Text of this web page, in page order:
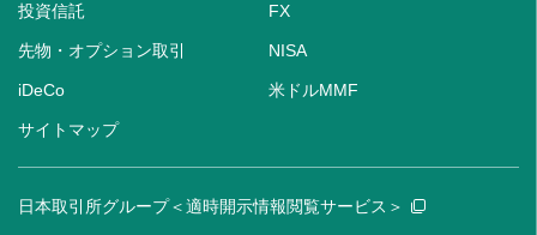
投資信託 FX
先物・オプション取引 NISA
iDeCo 米ドルMMF
サイトマップ
日本取引所グループ＜適時開示情報閲覧サービス＞